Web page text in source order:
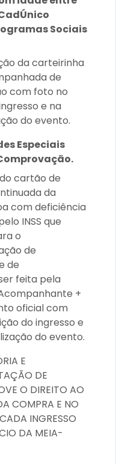
Sociais
da carteirinha
de
com foto no
e na
do evento.
Especiais
cartão de
da
com deficiência
INSS que
o
de
de
feita pela
+
oficial com
do ingresso e
do evento.
E
DE
O DIREITO AO
COMPRA E NO
INGRESSO
DA MEIA-